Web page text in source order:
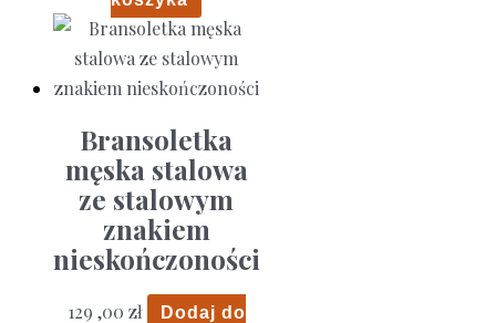
Bransoletka
męska stalowa
ze stalowym
znakiem
nieskończoności
129 ,00 zł
Dodaj do